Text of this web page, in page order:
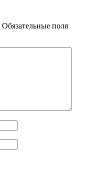
Обязательные поля